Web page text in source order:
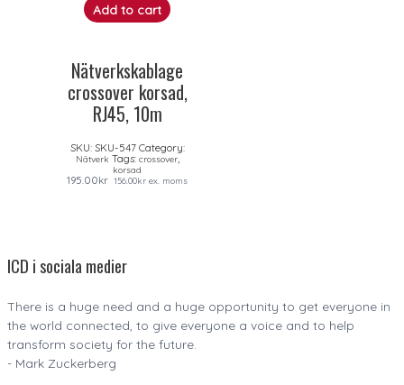
Add to cart
Nätverkskablage
crossover korsad,
RJ45, 10m
SKU: SKU-547 Category:
Nätverk Tags: crossover,
korsad
195.00kr 156.00kr ex. moms
ICD i sociala medier
There is a huge need and a huge opportunity to get everyone in
the world connected, to give everyone a voice and to help
transform society for the future.
- Mark Zuckerberg